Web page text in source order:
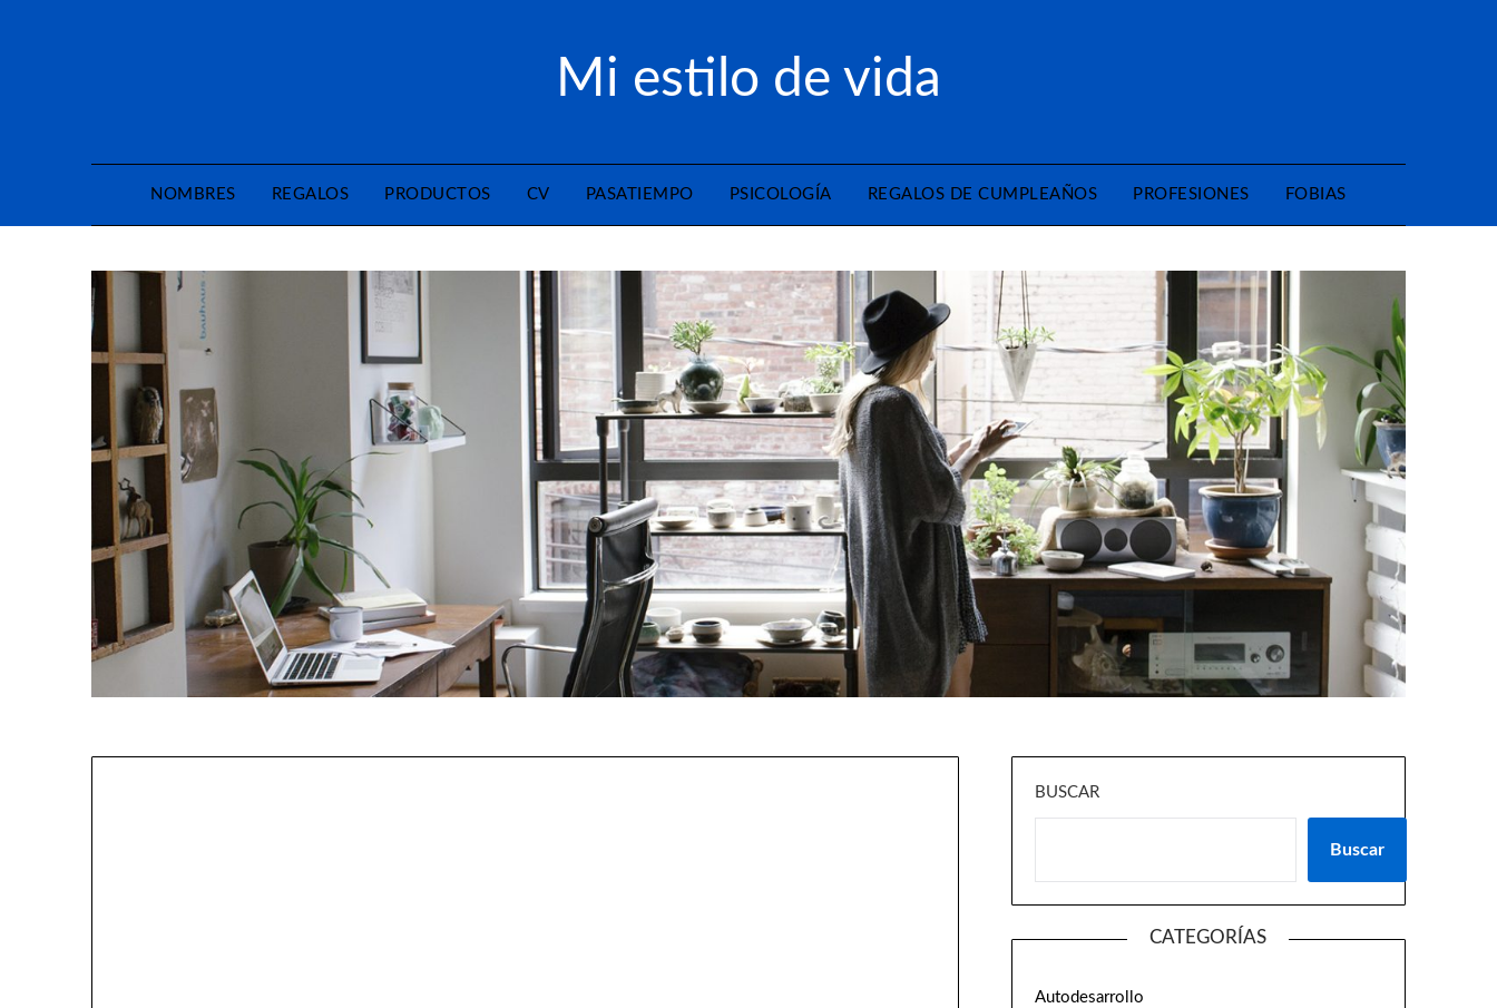
Mi estilo de vida
NOMBRES REGALOS PRODUCTOS CV PASATIEMPO PSICOLOGÍA REGALOS DE CUMPLEAÑOS PROFESIONES FOBIAS
BUSCAR
Buscar
CATEGORÍAS
Autodesarrollo